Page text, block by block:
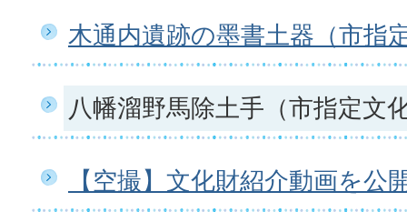
木通内遺跡の墨書土器（市指
八幡溜野馬除土手（市指定文
【空撮】文化財紹介動画を公